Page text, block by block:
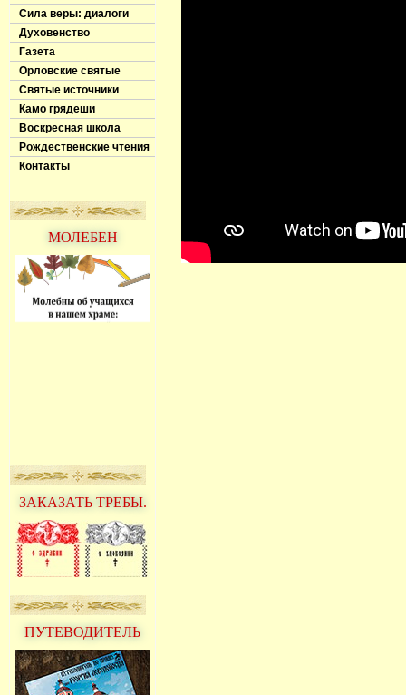
Сила веры: диалоги
Духовенство
Газета
Орловские святые
Святые источники
Камо грядеши
Воскресная школа
Рождественские чтения
Контакты
МОЛЕБЕН
ЗАКАЗАТЬ ТРЕБЫ.
ПУТЕВОДИТЕЛЬ